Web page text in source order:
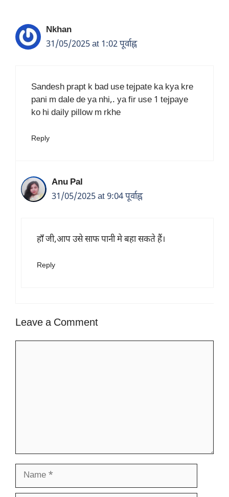
Nkhan
31/05/2025 at 1:02 पूर्वाह्न
Sandesh prapt k bad use tejpate ka kya kre
pani m dale de ya nhi,. ya fir use 1 tejpaye
ko hi daily pillow m rkhe
Reply
Anu Pal
31/05/2025 at 9:04 पूर्वाह्न
हाँ जी,आप उसे साफ पानी मे बहा सकते हैं।
Reply
Leave a Comment
Name